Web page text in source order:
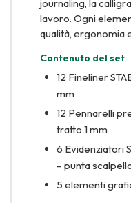
journaling, la
lavoro. Ogni
qualità, ergonomia
Contenuto del set
12 Fineliner
mm
12 Pennarelli
tratto 1 mm
6 Evidenziatori
– punta
5 elementi